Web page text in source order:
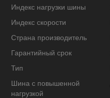
Индекс нагрузки шины
Индекс скорости
Страна производитель
Гарантийный срок
Тип
Шина с повышенной
нагрузкой